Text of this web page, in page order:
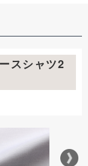
スシャツ2